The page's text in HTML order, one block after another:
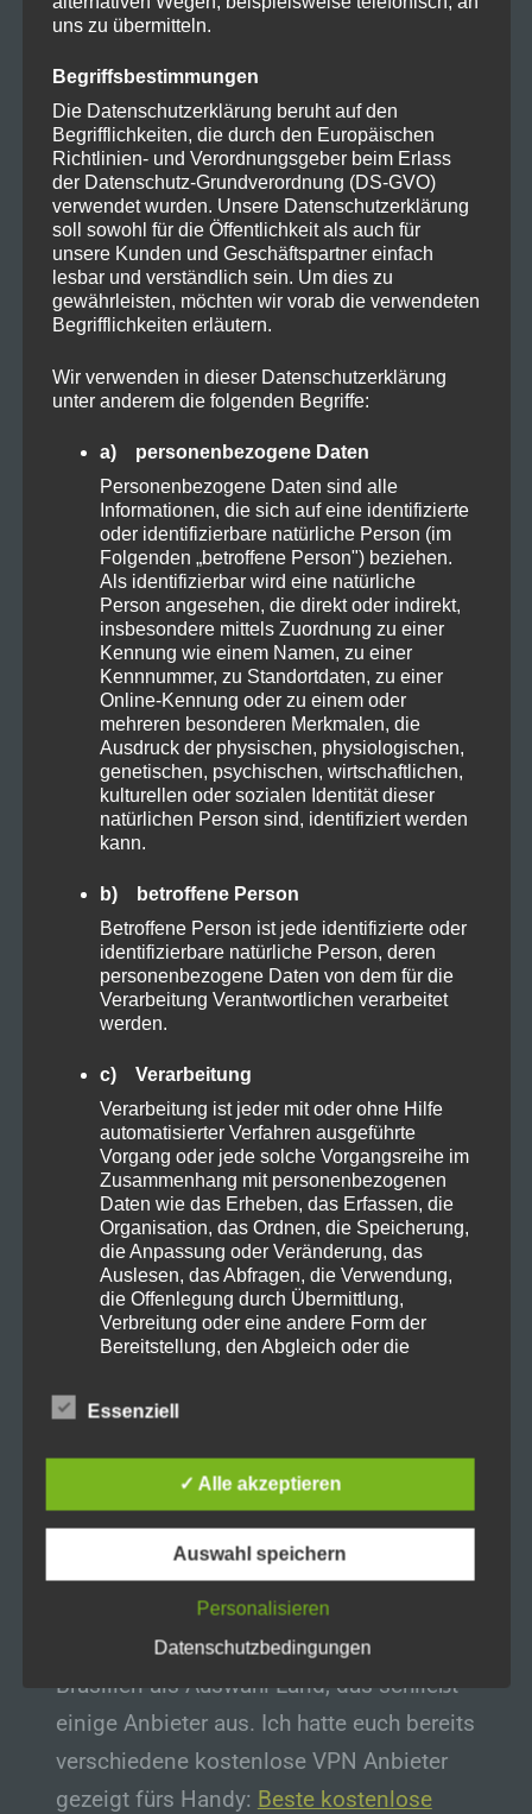
Live-Ergebnisse, Statistiken und
Nachrichten aus 200 Ligen in 12
verschiedenen Sprachen, die von einer in
Berlin ansässigen Nachrichtenredaktion
abgedeckt werden. OneFootball hat
weltweit 100 Millionen aktive Nutzer und
verbucht einen Jahresumsatz von 11,5
Mio. Euro.
Welche Rechte hat OneFootball?
Wie kann ich die 1. und 2. Bundesliga
schauen?
Am Spieltag nur im Browser (PC/ Handy)
über die Websiteonefootball.com– wir
benötigen eine VPN Verbindung nach
Brasilien und wählen in der
Spieleübersicht das jeweilige Spiel an
und können anschließend ohne
Registrierung los streamen. Ein Account
ist nicht notwendig. Über die App gibt es
mittels VPN noch Streamingprobleme.
Wie ist die Bildqualität und in welcher
Sprache wird es gesendet?
In HD-Inhalt mit 720p. Für die
Wiedergabe von HD-Inhalten mit 720p
oder höher wird eine Download-
Mindestgeschwindigkeit von mindestens
5.0 Mbit/s pro Streaming empfohlen. (lt.
Website). Die Spiele werden mit
Kommentator gezeigt. In deutscher
Sprache gibt es die Spiele dort nicht.
Funktionieren alle VPN Anbieter und mit
welchen Anbieter klappt es?
Nicht alle VPN-Anbieter bieten eine
Option für eine brasilianische IP.
Wichtigste Voraussetzung ist daher
Brasilien als Auswahl-Land, das schließt
einige Anbieter aus. Ich hatte euch bereits
verschiedene kostenlose VPN Anbieter
gezeigt fürs Handy: Beste kostenlose
uns zu übermitteln.
Begriffsbestimmungen
Die Datenschutzerklärung beruht auf den
Begrifflichkeiten, die durch den Europäischen
Richtlinien- und Verordnungsgeber beim Erlass
der Datenschutz-Grundverordnung (DS-GVO)
verwendet wurden. Unsere Datenschutzerklärung
soll sowohl für die Öffentlichkeit als auch für
unsere Kunden und Geschäftspartner einfach
lesbar und verständlich sein. Um dies zu
gewährleisten, möchten wir vorab die verwendeten
Begrifflichkeiten erläutern.
Wir verwenden in dieser Datenschutzerklärung
unter anderem die folgenden Begriffe:
a) personenbezogene Daten
Personenbezogene Daten sind alle
Informationen, die sich auf eine identifizierte
oder identifizierbare natürliche Person (im
Folgenden „betroffene Person") beziehen.
Als identifizierbar wird eine natürliche
Person angesehen, die direkt oder indirekt,
insbesondere mittels Zuordnung zu einer
Kennung wie einem Namen, zu einer
Kennnummer, zu Standortdaten, zu einer
Online-Kennung oder zu einem oder
mehreren besonderen Merkmalen, die
Ausdruck der physischen, physiologischen,
genetischen, psychischen, wirtschaftlichen,
kulturellen oder sozialen Identität dieser
natürlichen Person sind, identifiziert werden
kann.
b) betroffene Person
Betroffene Person ist jede identifizierte oder
identifizierbare natürliche Person, deren
personenbezogene Daten von dem für die
Verarbeitung Verantwortlichen verarbeitet
werden.
c) Verarbeitung
Verarbeitung ist jeder mit oder ohne Hilfe
automatisierter Verfahren ausgeführte
Vorgang oder jede solche Vorgangsreihe im
Zusammenhang mit personenbezogenen
Daten wie das Erheben, das Erfassen, die
Organisation, das Ordnen, die Speicherung,
die Anpassung oder Veränderung, das
Auslesen, das Abfragen, die Verwendung,
die Offenlegung durch Übermittlung,
Verbreitung oder eine andere Form der
Bereitstellung, den Abgleich oder die
Einschränkung der Verarbeitung ist die
personenbezogener Daten mit dem Ziel, ihre
künftige Verarbeitung einzuschränken.
e) Profiling
Profiling ist jede Art der automatisierten
Verarbeitung personenbezogener Daten, die
darin besteht, dass diese
werden, um bestimmte persönliche Aspekte,
die sich auf eine natürliche Person beziehen,
bezüglich Arbeitsleistung, wirtschaftlicher
Essenziell
✓ Alle akzeptieren
Auswahl speichern
Personalisieren
Datenschutzbedingungen